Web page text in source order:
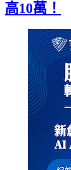
高10萬！